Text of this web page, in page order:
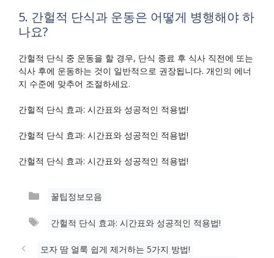
5. 간헐적 단식과 운동은 어떻게 병행해야 하
나요?
간헐적 단식 중 운동을 할 경우, 단식 종료 후 식사 직전에 또는
식사 후에 운동하는 것이 일반적으로 권장됩니다. 개인의 에너
지 수준에 맞추어 조절하세요.
간헐적 단식 효과: 시간표와 성공적인 적용법!
간헐적 단식 효과: 시간표와 성공적인 적용법!
간헐적 단식 효과: 시간표와 성공적인 적용법!
카
고
꿀팁정보모음
태
간헐적 단식 효과: 시간표와 성공적인 적용법!
모자 땀 얼룩 쉽게 제거하는 5가지 방법!